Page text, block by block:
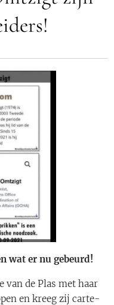
wat er nu gebeurd!
van de Plas met haar
en kreeg zij carte-